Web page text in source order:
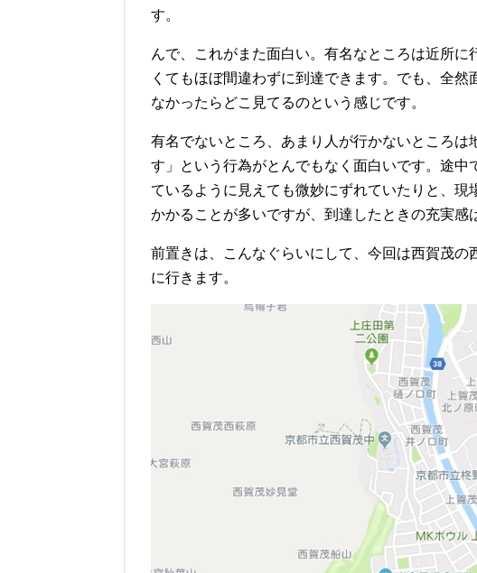
す。
んで、これがまた面白い。有名なところは近所
くてもほぼ間違わずに到達できます。でも、全
なかったらどこ見てるのという感じです。
有名でないところ、あまり人が行かないところ
す」という行為がとんでもなく面白いです。途
ているように見えても微妙にずれていたりと、
かかることが多いですが、到達したときの充実感
前置きは、こんなぐらいにして、今回は西賀茂
に行きます。